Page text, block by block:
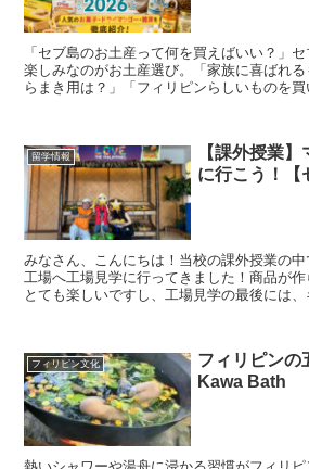
「セブ島のお土産って何を買えばいい？」
楽しみなのがお土産選び。「家族に喜ばれ
らまき用は？」「フィリピンらしいものを
留学情報
【課外授業
に行こう！【
みなさん、こんにちは！当校の課外授業の
工場へ工場見学に行ってきました！商品が
とても楽しいですし、工場見学の最後には、
フィリピン文化
フィリピンの
Kawa Bath